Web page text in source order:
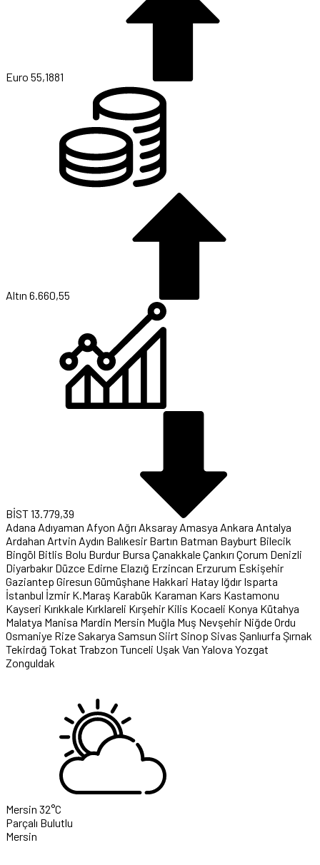
Euro 55,1881
Altın 6.660,55
BİST13.779,39
Adana Adıyaman Afyon Ağrı Aksaray Amasya Ankara Antalya
Ardahan Artvin Aydın Balıkesir Bartın Batman Bayburt Bilecik
Bingöl Bitlis Bolu Burdur Bursa ÇanakkaleÇankırı Çorum Denizli
Diyarbakır Düzce Edirne Elazığ Erzincan Erzurum Eskişehir
Gaziantep Giresun Gümüşhane Hakkari Hatay Iğdır Isparta
İstanbul İzmir K.Maraş Karabük Karaman Kars Kastamonu
Kayseri Kırıkkale Kırklareli Kırşehir Kilis Kocaeli Konya Kütahya
Malatya Manisa Mardin Mersin Muğla Muş Nevşehir NiğdeOrdu
Osmaniye RizeSakarya Samsun Siirt Sinop Sivas Şanlıurfa Şırnak
Tekirdağ Tokat Trabzon Tunceli Uşak Van Yalova Yozgat
Zonguldak
Mersin 32°C
Parçalı Bulutlu
Mersin